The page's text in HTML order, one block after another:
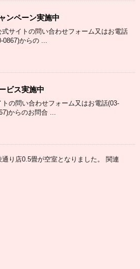
ンペーン実施中
式サイトの問い合わせフォーム又はお電話
0867)からの ...
ビス実施中
トの問い合わせフォーム又はお電話(03-
からのお問合 ...
通り店0.5畳が空室となりました。 関連